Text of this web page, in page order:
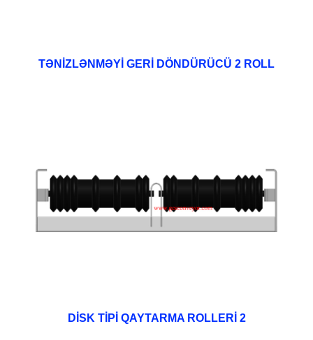
TƏNİZLƏNMƏYİ GERİ DÖNDÜRÜCÜ 2 ROLL
DİSK TİPİ QAYTARMA ROLLERİ 2